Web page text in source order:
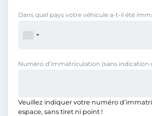
Dans quel pays votre véhicule a-t-il été
Numéro d’immatriculation (sans indication
Veuillez indiquer votre numéro
espace, sans tiret ni point !